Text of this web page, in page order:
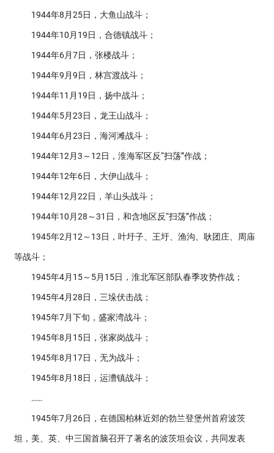
1944年8月25日，大鱼山战斗；
1944年10月19日，合德镇战斗；
1944年6月7日，张楼战斗；
1944年9月9日，林宫渡战斗；
1944年11月19日，扬中战斗；
1944年5月23日，龙王山战斗；
1944年6月23日，海河滩战斗；
1944年12月3～12日，淮海军区反“扫荡”作战；
1944年12年6日，大伊山战斗；
1944年12月22日，羊山头战斗；
1944年10月28～31日，和含地区反“扫荡”作战；
1945年2月12～13日，叶圩子、王圩、渔沟、耿团庄、周庙
等战斗；
1945年4月15～5月15日，淮北军区部队春季攻势作战；
1945年4月28日，三垛伏击战；
1945年7月下旬，盛家湾战斗；
1945年8月15日，张家岗战斗；
1945年8月17日，无为战斗；
1945年8月18日，运漕镇战斗；
……
1945年7月26日，在德国柏林近郊的勃兰登堡州首府波茨
坦，美、英、中三国首脑召开了著名的波茨坦会议，共同发表